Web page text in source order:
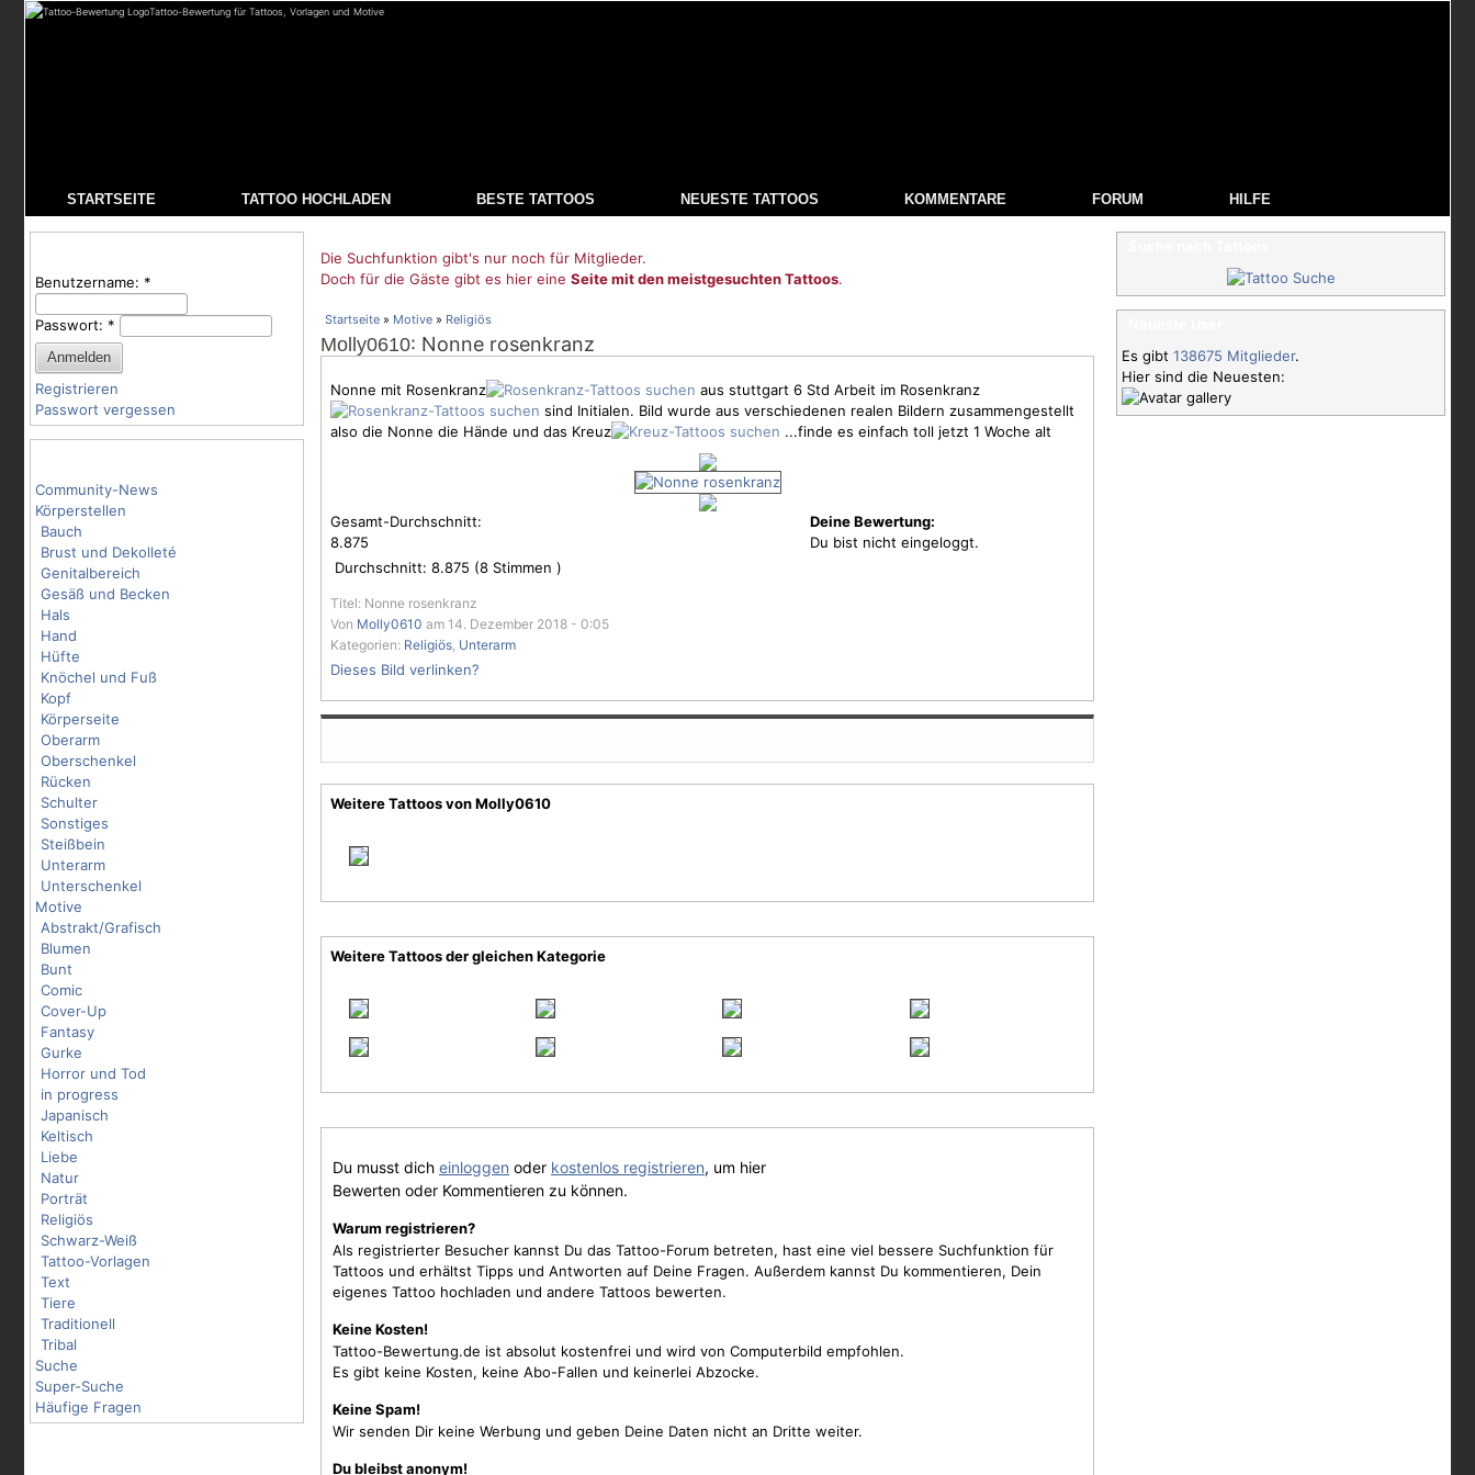
Tattoo-Bewertung für Tattoos, Vorlagen und Motive
STARTSEITE TATTOO HOCHLADEN BESTE TATTOOS NEUESTE TATTOOS KOMMENTARE FORUM HILFE
Benutzername: *
Passwort: *
Registrieren
Passwort vergessen
Community-News
Körperstellen
Bauch
Brust und Dekolleté
Genitalbereich
Gesäß und Becken
Hals
Hand
Hüfte
Knöchel und Fuß
Kopf
Körperseite
Oberarm
Oberschenkel
Rücken
Schulter
Sonstiges
Steißbein
Unterarm
Unterschenkel
Motive
Abstrakt/Grafisch
Blumen
Bunt
Comic
Cover-Up
Fantasy
Gurke
Horror und Tod
in progress
Japanisch
Keltisch
Liebe
Natur
Porträt
Religiös
Schwarz-Weiß
Tattoo-Vorlagen
Text
Tiere
Traditionell
Tribal
Suche
Super-Suche
Häufige Fragen
Die Suchfunktion gibt's nur noch für Mitglieder.
Doch für die Gäste gibt es hier eine Seite mit den meistgesuchten Tattoos.
Startseite » Motive » Religiös
Molly0610: Nonne rosenkranz
Nonne mit Rosenkranz
aus stuttgart 6 Std Arbeit im Rosenkranz
sind Initialen. Bild wurde aus verschiedenen realen Bildern zusammengestellt
also die Nonne die Hände und das Kreuz
...finde es einfach toll jetzt 1 Woche alt
Gesamt-Durchschnitt:
8.875
Durchschnitt: 8.875 (8 Stimmen )
Deine Bewertung:
Du bist nicht eingeloggt.
Titel: Nonne rosenkranz
Von Molly0610 am 14. Dezember 2018 - 0:05
Kategorien: Religiös, Unterarm
Dieses Bild verlinken?
Weitere Tattoos von Molly0610
Weitere Tattoos der gleichen Kategorie
Du musst dich einloggen oder kostenlos registrieren, um hier
Bewerten oder Kommentieren zu können.
Warum registrieren?
Als registrierter Besucher kannst Du das Tattoo-Forum betreten, hast eine viel bessere Suchfunktion für
Tattoos und erhältst Tipps und Antworten auf Deine Fragen. Außerdem kannst Du kommentieren, Dein
eigenes Tattoo hochladen und andere Tattoos bewerten.
Keine Kosten!
Tattoo-Bewertung.de ist absolut kostenfrei und wird von Computerbild empfohlen.
Es gibt keine Kosten, keine Abo-Fallen und keinerlei Abzocke.
Keine Spam!
Wir senden Dir keine Werbung und geben Deine Daten nicht an Dritte weiter.
Du bleibst anonym!
Es gibt 138675 Mitglieder.
Hier sind die Neuesten: